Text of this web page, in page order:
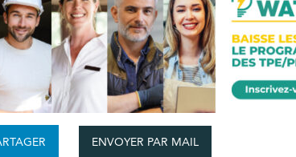
ENVOYER PAR MAIL